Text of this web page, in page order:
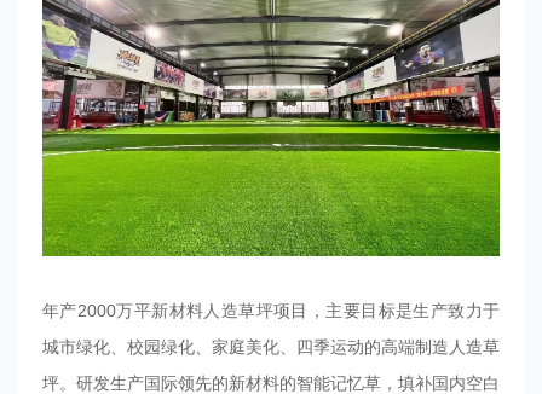
年产2000万平新材料人造草坪项目，主要目标是生产致力于
城市绿化、校园绿化、家庭美化、四季运动的高端制造人造草
坪。研发生产国际领先的新材料的智能记忆草，填补国内空白